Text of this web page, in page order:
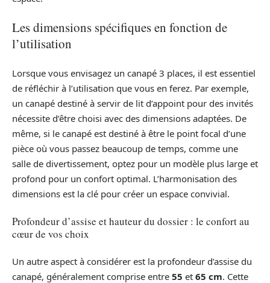
Les dimensions spécifiques en fonction de
l’utilisation
Lorsque vous envisagez un canapé 3 places, il est essentiel
de réfléchir à l’utilisation que vous en ferez. Par exemple,
un canapé destiné à servir de lit d’appoint pour des invités
nécessite d’être choisi avec des dimensions adaptées. De
même, si le canapé est destiné à être le point focal d’une
pièce où vous passez beaucoup de temps, comme une
salle de divertissement, optez pour un modèle plus large et
profond pour un confort optimal. L’harmonisation des
dimensions est la clé pour créer un espace convivial.
Profondeur d’assise et hauteur du dossier : le confort au
cœur de vos choix
Un autre aspect à considérer est la profondeur d’assise du
canapé, généralement comprise entre 55 et 65 cm. Cette